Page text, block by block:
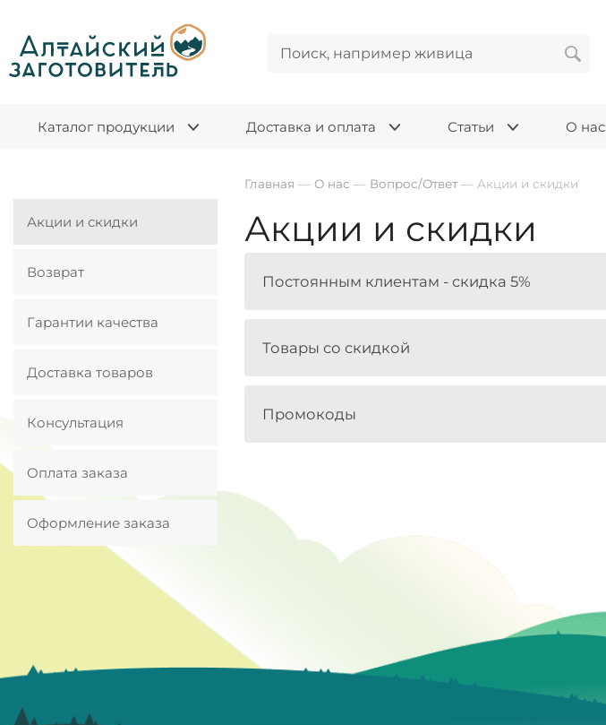
Каталог продукции Доставка и оплата Статьи О нас
Акции и скидки
Возврат
Гарантии качества
Доставка товаров
Консультация
Оплата заказа
Оформление заказа
Главная — О нас — Вопрос/Ответ — Акции и скидки
Акции и скидки
Постоянным клиентам - скидка 5%
Товары со скидкой
Промокоды